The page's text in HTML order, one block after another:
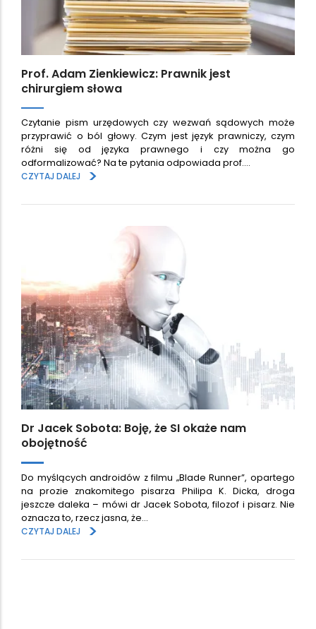
Prof. Adam Zienkiewicz: Prawnik jest
chirurgiem słowa
Czytanie pism urzędowych czy wezwań sądowych może
przyprawić o ból głowy. Czym jest język prawniczy, czym
różni się od języka prawnego i czy można go
odformalizować? Na te pytania odpowiada prof.…
CZYTAJ DALEJ
>
Dr Jacek Sobota: Boję, że SI okaże nam
obojętność
Do myślących androidów z filmu „Blade Runner”, opartego
na prozie znakomitego pisarza Philipa K. Dicka, droga
jeszcze daleka – mówi dr Jacek Sobota, filozof i pisarz. Nie
oznacza to, rzecz jasna, że…
CZYTAJ DALEJ
>